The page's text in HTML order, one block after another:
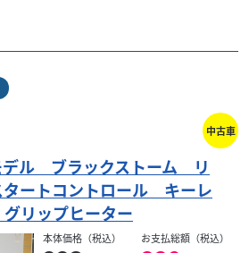
葉高速鉄道・村上駅より徒歩6分
首都圏最大級の規模を誇る店内に
え、BMW Motorradの世界観...
両
中古車
ル ブラックストーム リ
ートコントロール キーレ
リップヒーター
本体価格（税込） お支払総額（税込）